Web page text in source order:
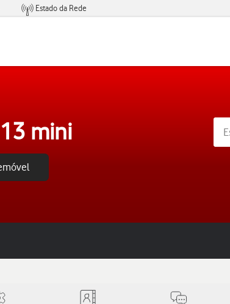
Estado da Rede
mini